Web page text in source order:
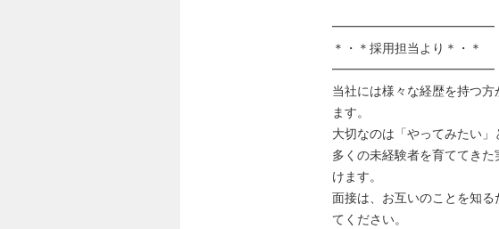
━━━━━━━━━━━━━
＊・＊採用担当より＊・＊
━━━━━━━━━━━━━
当社には様々な経歴を持つ
ます。
大切なのは「やってみたい」
多くの未経験者を育ててき
けます。
面接は、お互いのことを知
てください。